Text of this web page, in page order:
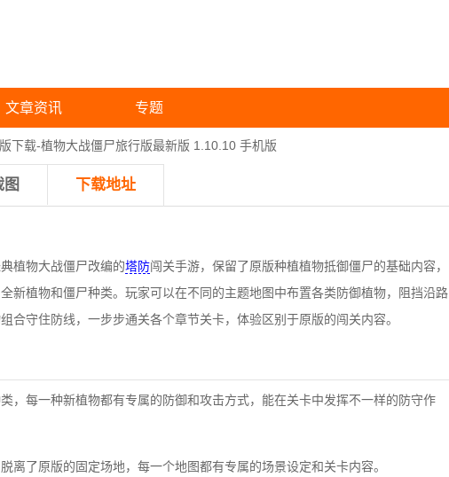
文章资讯 专题
下载-植物大战僵尸旅行版最新版 1.10.10 手机版
图 下载地址
植物大战僵尸改编的塔防闯关手游，保留了原版种植植物抵御僵尸的基础内容，
新植物和僵尸种类。玩家可以在不同的主题地图中布置各类防御植物，阻挡沿路
合守住防线，一步步通关各个章节关卡，体验区别于原版的闯关内容。
，每一种新植物都有专属的防御和攻击方式，能在关卡中发挥不一样的防守作
离了原版的固定场地，每一个地图都有专属的场景设定和关卡内容。